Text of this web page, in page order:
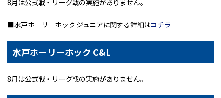
8月は公式戦・リーグ戦の実施がありません。
■水戸ホーリーホック ジュニアに関する詳細はコチラ
水戸ホーリーホック C&L
8月は公式戦・リーグ戦の実施がありません。